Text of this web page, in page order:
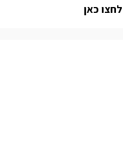
לחצו כאן